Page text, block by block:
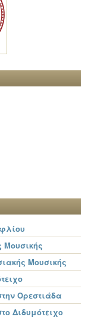
Μουσικής
Μουσικής
Ορεστιάδα
Διδυμότειχο